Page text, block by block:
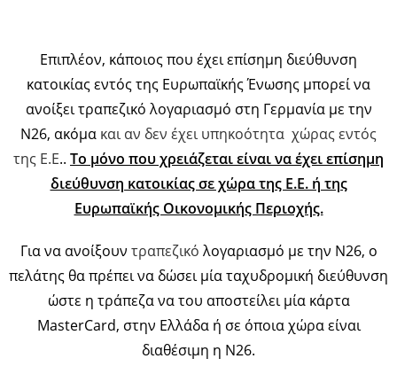
Επιπλέον, κάποιος που έχει επίσημη διεύθυνση
κατοικίας εντός της Ευρωπαϊκής Ένωσης μπορεί να
ανοίξει τραπεζικό λογαριασμό στη Γερμανία με την
Ν26, ακόμα και αν δεν έχει υπηκοότητα χώρας εντός
της Ε.Ε.. Το μόνο που χρειάζεται είναι να έχει επίσημη
διεύθυνση κατοικίας σε χώρα της Ε.Ε. ή της
Ευρωπαϊκής Οικονομικής Περιοχής.
Για να ανοίξουν τραπεζικό λογαριασμό με την Ν26, ο
πελάτης θα πρέπει να δώσει μία ταχυδρομική διεύθυνση
ώστε η τράπεζα να του αποστείλει μία κάρτα
MasterCard, στην Ελλάδα ή σε όποια χώρα είναι
διαθέσιμη η Ν26.